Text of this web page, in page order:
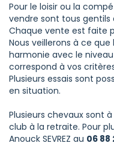
Pour le loisir ou la
vendre sont tous
Chaque vente est faite
Nous veillerons à ce
harmonie avec le
correspond à vos
Plusieurs essais sont
en situation.
Plusieurs chevaux sont
club à la retraite. Pour
Anouck SEVREZ au 06 88